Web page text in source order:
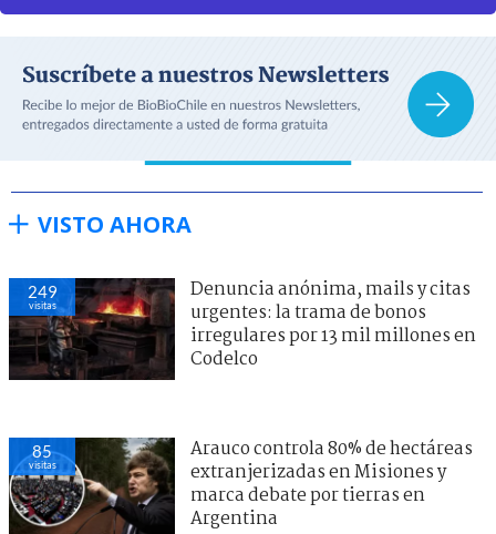
VISTO AHORA
249
visitas
Denuncia anónima, mails y citas
urgentes: la trama de bonos
irregulares por 13 mil millones en
Codelco
85
visitas
Arauco controla 80% de hectáreas
extranjerizadas en Misiones y
marca debate por tierras en
Argentina